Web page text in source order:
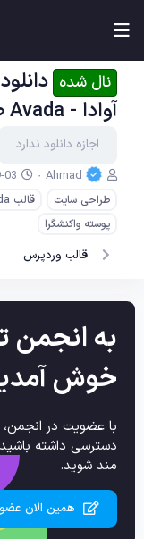
نال شده
آوادا - Avada صفحه ساز چندمنظوره
اجازه دانلود ندارد
ن
ی
س
د
Ahmad
ت
ر
03
طراحی سایت
قالب avada
پوسته واکنشگرا
قالب وردپرس
به
خوش
با عضویت در
دسترسی داشته
مند شوید.
همین الان